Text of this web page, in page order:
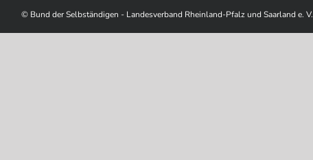
© Bund der Selbständigen - Landesverband Rheinland-Pfalz und Saarland e. V.